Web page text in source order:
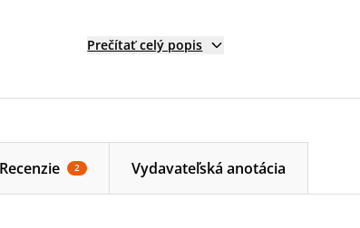
Prečítať celý popis
Recenzie 2 Vydavateľská anotácia